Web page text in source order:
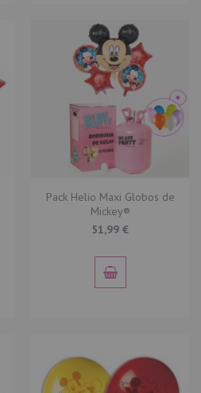
Pack Helio Maxi Globos de
Mickey®
51,99 €